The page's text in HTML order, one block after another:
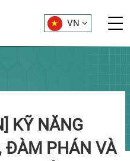
VN
KỸ NĂNG
ĐÀM PHÁN VÀ